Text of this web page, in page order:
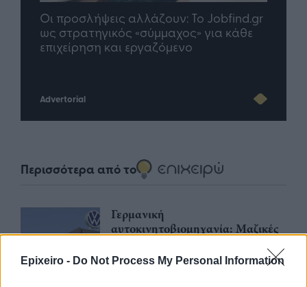
Epixeiro - Do Not Process My Personal Information
Οι προσλήψεις αλλάζουν: To Jobfind.gr
ως στρατηγικός «σύμμαχος» για κάθε
επιχείρηση και εργαζόμενο
Advertorial
Περισσότερα από το
Γερμανική
αυτοκινητοβιομηχανία: Μαζικές
Volkswagen, Porsche και BMW